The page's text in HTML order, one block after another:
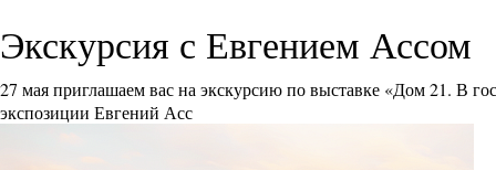
Экскурсия с Евгением Ассом
27 мая приглашаем вас на экскурсию по выставке «Дом 21. В
экспозиции Евгений Асс